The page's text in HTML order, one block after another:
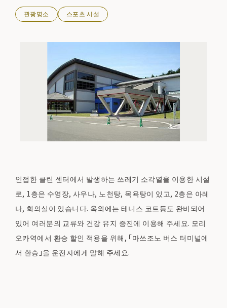
관광명소 스포츠 시설
인접한 클린 센터에서 발생하는 쓰레기 소각열을 이용한 시설
로, 1층은 수영장, 사우나, 노천탕, 목욕탕이 있고, 2층은 아레
나, 회의실이 있습니다. 옥외에는 테니스 코트등도 완비되어
있어 여러분의 교류와 건강 유지 증진에 이용해 주세요. 모리
오카역에서 환승 할인 적용을 위해, 「마쓰조노 버스 터미널에
서 환승」을 운전자에게 말해 주세요.